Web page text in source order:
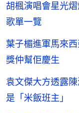
胡楓演唱會星光
歌單一覽
葉子楣進軍馬來
獎仲幫佢慶生
袁文傑大方透露
是「米飯班主」